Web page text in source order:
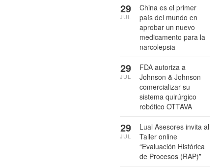
China es el primer
país del mundo en
aprobar un nuevo
medicamento para la
narcolepsia
29
JUL
FDA autoriza a
Johnson & Johnson
comercializar su
sistema quirúrgico
robótico OTTAVA
29
JUL
Lual Asesores invita al
Taller online
“Evaluación Histórica
de Procesos (RAP)”
29
JUL